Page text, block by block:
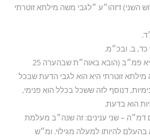
השני) דזהו״ע ״לגבי משה מילתא זוטרתי
28) ויש לקשר זה עם המבואר בתניא פמ״ב (הובא באוה״ת שבהערה 25
מילתא זוטרתי היא הוא לגבי הדעת שבכל
דנוסף לזה ששכל בכלל הוא פנימי,
הוא בדעת.
דמ״ה – שני ענינים: זה שנה״ב מעלמת
להיותו למעלה מגילוי. ומ״ש